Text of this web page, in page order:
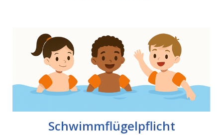
Beitrags-
Navigation
Ostern 2019
Schwimmflügelpflicht